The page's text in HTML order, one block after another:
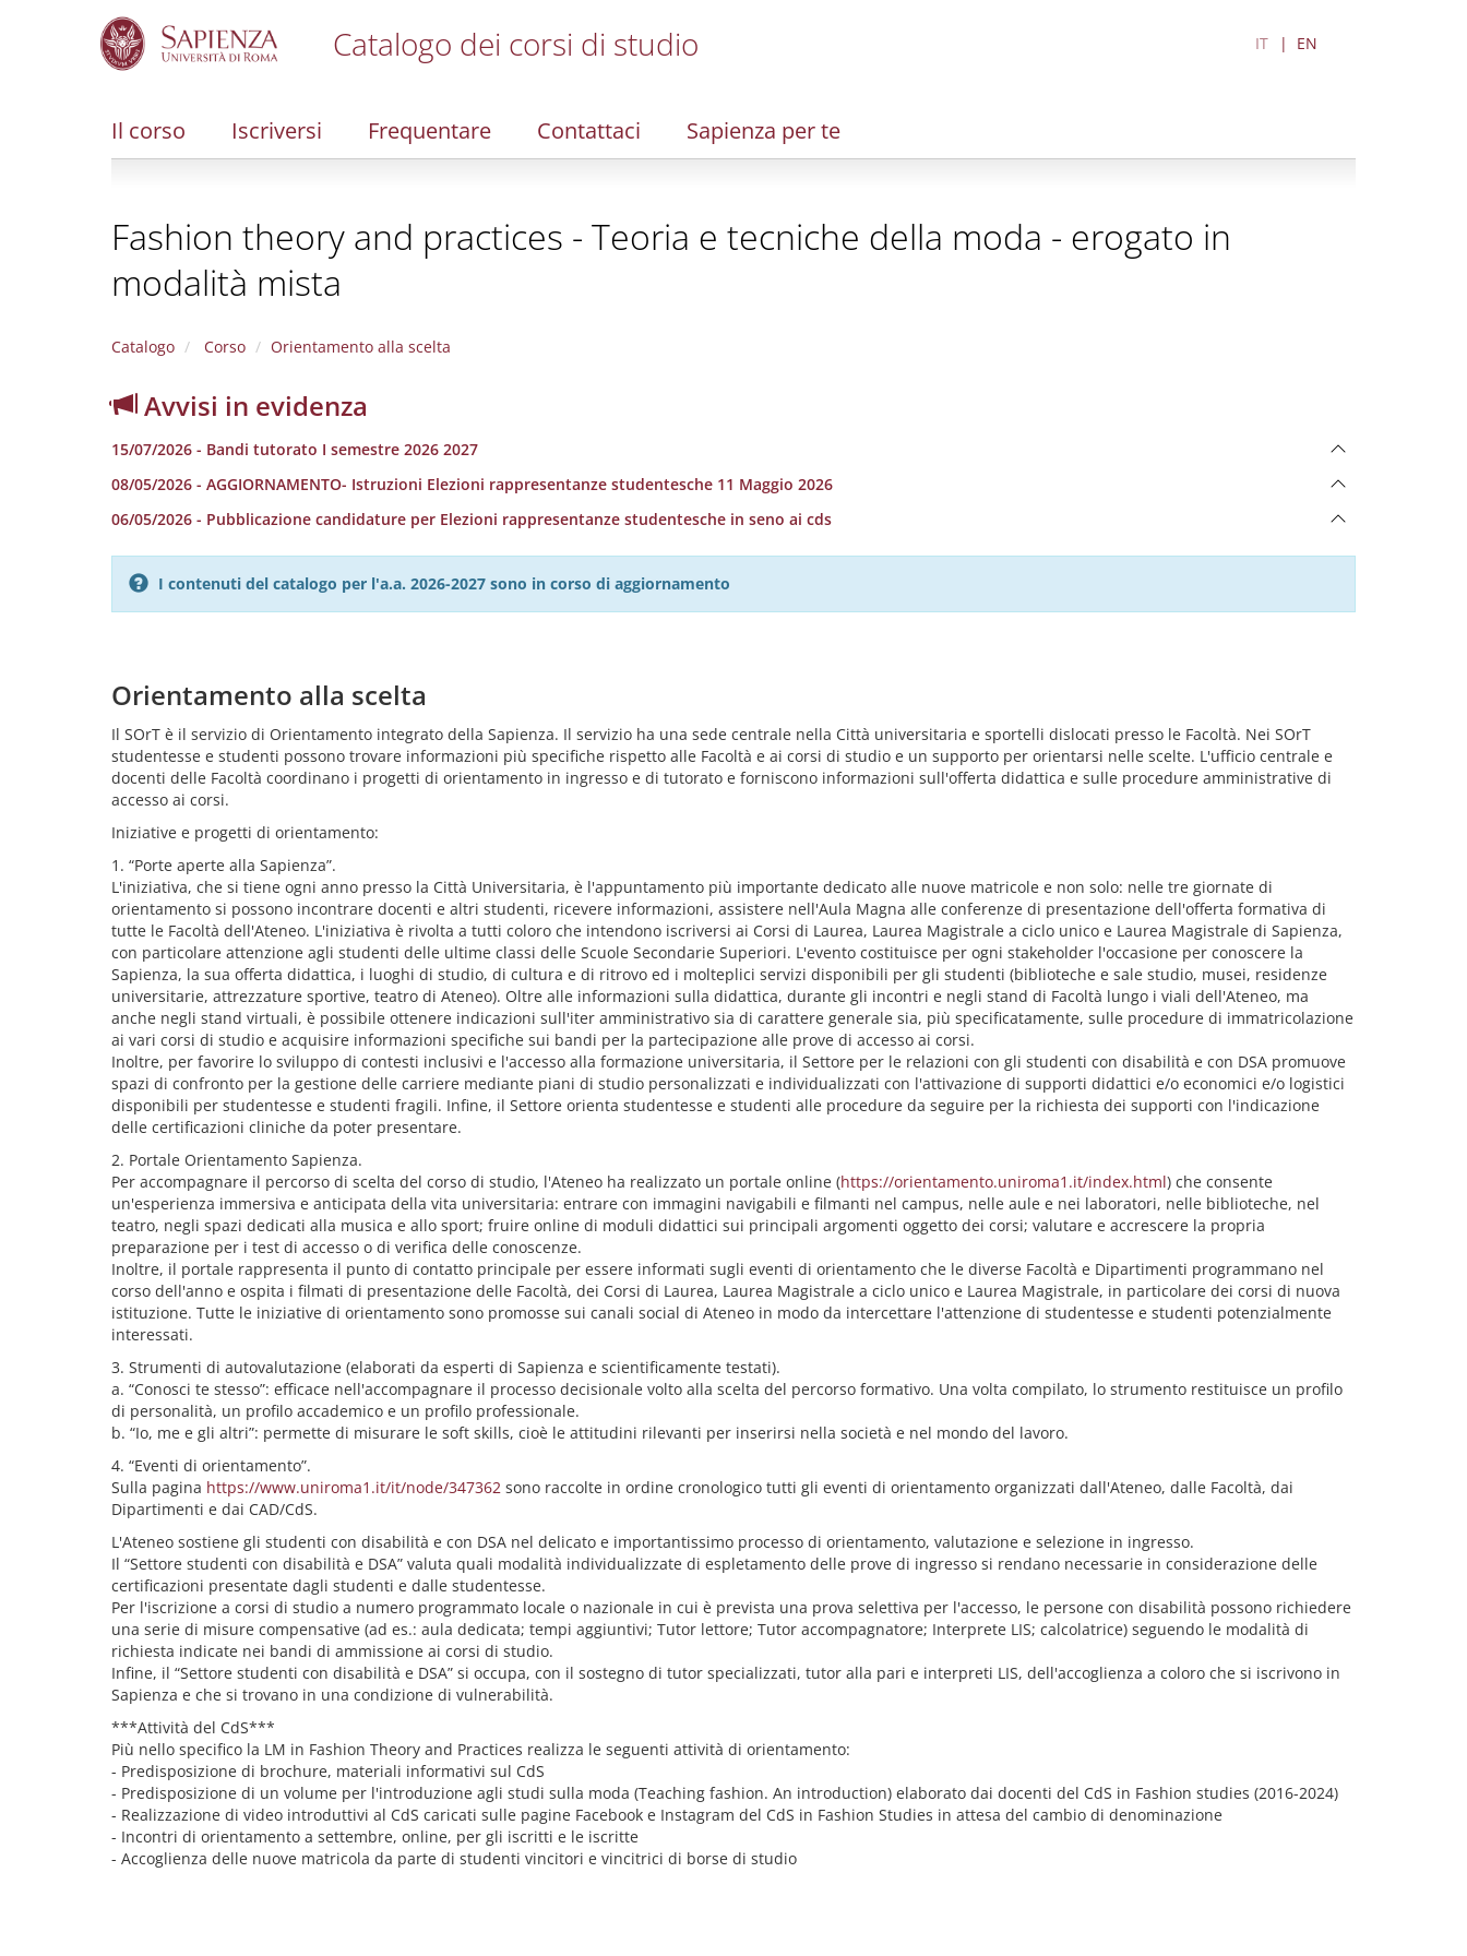
Catalogo dei corsi di studio IT EN
Il corso Iscriversi Frequentare Contattaci Sapienza per te
Fashion theory and practices - Teoria e tecniche della moda - erogato in
modalità mista
Catalogo Corso Orientamento alla scelta
Avvisi in evidenza
15/07/2026 - Bandi tutorato I semestre 2026 2027
08/05/2026 - AGGIORNAMENTO- Istruzioni Elezioni rappresentanze studentesche 11 Maggio 2026
06/05/2026 - Pubblicazione candidature per Elezioni rappresentanze studentesche in seno ai cds
I contenuti del catalogo per l'a.a. 2026-2027 sono in corso di aggiornamento
Orientamento alla scelta
Il SOrT è il servizio di Orientamento integrato della Sapienza. Il servizio ha una sede centrale nella Città universitaria e sportelli dislocati presso le Facoltà. Nei SOrT
studentesse e studenti possono trovare informazioni più specifiche rispetto alle Facoltà e ai corsi di studio e un supporto per orientarsi nelle scelte. L'ufficio centrale e
docenti delle Facoltà coordinano i progetti di orientamento in ingresso e di tutorato e forniscono informazioni sull'offerta didattica e sulle procedure amministrative di
accesso ai corsi.
Iniziative e progetti di orientamento:
1. “Porte aperte alla Sapienza”.
L'iniziativa, che si tiene ogni anno presso la Città Universitaria, è l'appuntamento più importante dedicato alle nuove matricole e non solo: nelle tre giornate di
orientamento si possono incontrare docenti e altri studenti, ricevere informazioni, assistere nell'Aula Magna alle conferenze di presentazione dell'offerta formativa di
tutte le Facoltà dell'Ateneo. L'iniziativa è rivolta a tutti coloro che intendono iscriversi ai Corsi di Laurea, Laurea Magistrale a ciclo unico e Laurea Magistrale di Sapienza,
con particolare attenzione agli studenti delle ultime classi delle Scuole Secondarie Superiori. L'evento costituisce per ogni stakeholder l'occasione per conoscere la
Sapienza, la sua offerta didattica, i luoghi di studio, di cultura e di ritrovo ed i molteplici servizi disponibili per gli studenti (biblioteche e sale studio, musei, residenze
universitarie, attrezzature sportive, teatro di Ateneo). Oltre alle informazioni sulla didattica, durante gli incontri e negli stand di Facoltà lungo i viali dell'Ateneo, ma
anche negli stand virtuali, è possibile ottenere indicazioni sull'iter amministrativo sia di carattere generale sia, più specificatamente, sulle procedure di immatricolazione
ai vari corsi di studio e acquisire informazioni specifiche sui bandi per la partecipazione alle prove di accesso ai corsi.
Inoltre, per favorire lo sviluppo di contesti inclusivi e l'accesso alla formazione universitaria, il Settore per le relazioni con gli studenti con disabilità e con DSA promuove
spazi di confronto per la gestione delle carriere mediante piani di studio personalizzati e individualizzati con l'attivazione di supporti didattici e/o economici e/o logistici
disponibili per studentesse e studenti fragili. Infine, il Settore orienta studentesse e studenti alle procedure da seguire per la richiesta dei supporti con l'indicazione
delle certificazioni cliniche da poter presentare.
2. Portale Orientamento Sapienza.
Per accompagnare il percorso di scelta del corso di studio, l'Ateneo ha realizzato un portale online (https://orientamento.uniroma1.it/index.html) che consente
un'esperienza immersiva e anticipata della vita universitaria: entrare con immagini navigabili e filmanti nel campus, nelle aule e nei laboratori, nelle biblioteche, nel
teatro, negli spazi dedicati alla musica e allo sport; fruire online di moduli didattici sui principali argomenti oggetto dei corsi; valutare e accrescere la propria
preparazione per i test di accesso o di verifica delle conoscenze.
Inoltre, il portale rappresenta il punto di contatto principale per essere informati sugli eventi di orientamento che le diverse Facoltà e Dipartimenti programmano nel
corso dell'anno e ospita i filmati di presentazione delle Facoltà, dei Corsi di Laurea, Laurea Magistrale a ciclo unico e Laurea Magistrale, in particolare dei corsi di nuova
istituzione. Tutte le iniziative di orientamento sono promosse sui canali social di Ateneo in modo da intercettare l'attenzione di studentesse e studenti potenzialmente
interessati.
3. Strumenti di autovalutazione (elaborati da esperti di Sapienza e scientificamente testati).
a. “Conosci te stesso”: efficace nell'accompagnare il processo decisionale volto alla scelta del percorso formativo. Una volta compilato, lo strumento restituisce un profilo
di personalità, un profilo accademico e un profilo professionale.
b. “Io, me e gli altri”: permette di misurare le soft skills, cioè le attitudini rilevanti per inserirsi nella società e nel mondo del lavoro.
4. “Eventi di orientamento”.
Sulla pagina https://www.uniroma1.it/it/node/347362 sono raccolte in ordine cronologico tutti gli eventi di orientamento organizzati dall'Ateneo, dalle Facoltà, dai
Dipartimenti e dai CAD/CdS.
L'Ateneo sostiene gli studenti con disabilità e con DSA nel delicato e importantissimo processo di orientamento, valutazione e selezione in ingresso.
Il “Settore studenti con disabilità e DSA” valuta quali modalità individualizzate di espletamento delle prove di ingresso si rendano necessarie in considerazione delle
certificazioni presentate dagli studenti e dalle studentesse.
Per l'iscrizione a corsi di studio a numero programmato locale o nazionale in cui è prevista una prova selettiva per l'accesso, le persone con disabilità possono richiedere
una serie di misure compensative (ad es.: aula dedicata; tempi aggiuntivi; Tutor lettore; Tutor accompagnatore; Interprete LIS; calcolatrice) seguendo le modalità di
richiesta indicate nei bandi di ammissione ai corsi di studio.
Infine, il “Settore studenti con disabilità e DSA” si occupa, con il sostegno di tutor specializzati, tutor alla pari e interpreti LIS, dell'accoglienza a coloro che si iscrivono in
Sapienza e che si trovano in una condizione di vulnerabilità.
***Attività del CdS***
Più nello specifico la LM in Fashion Theory and Practices realizza le seguenti attività di orientamento:
- Predisposizione di brochure, materiali informativi sul CdS
- Predisposizione di un volume per l'introduzione agli studi sulla moda (Teaching fashion. An introduction) elaborato dai docenti del CdS in Fashion studies (2016-2024)
- Realizzazione di video introduttivi al CdS caricati sulle pagine Facebook e Instagram del CdS in Fashion Studies in attesa del cambio di denominazione
- Incontri di orientamento a settembre, online, per gli iscritti e le iscritte
- Accoglienza delle nuove matricola da parte di studenti vincitori e vincitrici di borse di studio